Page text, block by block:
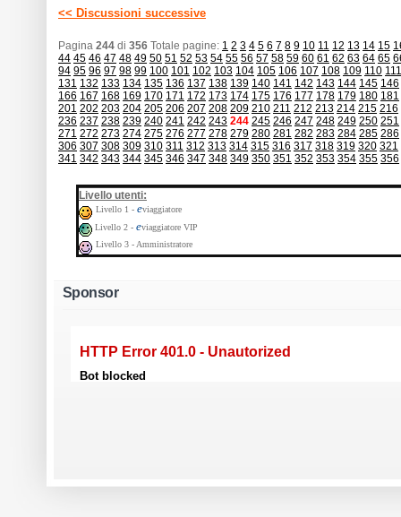
<< Discussioni successive
Pagina 244 di 356 Totale pagine: 1 2 3 4 5 6 7 8 9 10 11 12 13 14 15
44 45 46 47 48 49 50 51 52 53 54 55 56 57 58 59 60 61 62 63 64 65
94 95 96 97 98 99 100 101 102 103 104 105 106 107 108 109 110 111
131 132 133 134 135 136 137 138 139 140 141 142 143 144 145 146
166 167 168 169 170 171 172 173 174 175 176 177 178 179 180 181
201 202 203 204 205 206 207 208 209 210 211 212 213 214 215 216
236 237 238 239 240 241 242 243 244 245 246 247 248 249 250 251
271 272 273 274 275 276 277 278 279 280 281 282 283 284 285 286
306 307 308 309 310 311 312 313 314 315 316 317 318 319 320 321
341 342 343 344 345 346 347 348 349 350 351 352 353 354 355 356
Livello utenti:
Livello 1 - eviaggiatore
Livello 2 - eviaggiatore VIP
Livello 3 - Amministratore
Sponsor